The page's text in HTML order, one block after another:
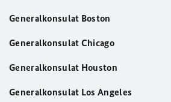
Generalkonsulat Boston
Generalkonsulat Chicago
Generalkonsulat Houston
Generalkonsulat Los Angeles